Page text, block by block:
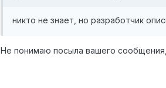
никто не знает, но разработчик
Не понимаю посыла вашего